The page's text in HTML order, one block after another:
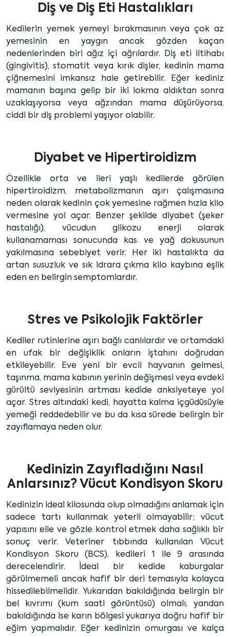
Diş ve Diş Eti Hastalıkları
Kedilerin yemek yemeyi bırakmasının veya çok az
yemesinin en yaygın ancak gözden kaçan
nedenlerinden biri ağız içi ağrılardır. Diş eti iltihabı
(gingivitis), stomatit veya kırık dişler, kedinin mama
çiğnemesini imkansız hale getirebilir. Eğer kediniz
mamanın başına gelip bir iki lokma aldıktan sonra
uzaklaşıyorsa veya ağzından mama düşürüyorsa,
ciddi bir diş problemi yaşıyor olabilir.
Diyabet ve Hipertiroidizm
Özellikle orta ve ileri yaşlı kedilerde görülen
hipertiroidizm, metabolizmanın aşırı çalışmasına
neden olarak kedinin çok yemesine rağmen hızla kilo
vermesine yol açar. Benzer şekilde diyabet (şeker
hastalığı), vücudun glikozu enerji olarak
kullanamaması sonucunda kas ve yağ dokusunun
yakılmasına sebebiyet verir. Her iki hastalıkta da
artan susuzluk ve sık idrara çıkma kilo kaybına eşlik
eden en belirgin semptomlardır.
Stres ve Psikolojik Faktörler
Kediler rutinlerine aşırı bağlı canlılardır ve ortamdaki
en ufak bir değişiklik onların iştahını doğrudan
etkileyebilir. Eve yeni bir evcil hayvanın gelmesi,
taşınma, mama kabının yerinin değişmesi veya evdeki
gürültü seviyesinin artması kedide anksiyeteye yol
açar. Stres altındaki kedi, hayatta kalma içgüdüsüyle
yemeği reddedebilir ve bu da kısa sürede belirgin bir
zayıflamaya neden olur.
Kedinizin Zayıfladığını Nasıl
Anlarsınız? Vücut Kondisyon Skoru
Kedinizin ideal kilosunda olup olmadığını anlamak için
sadece tartı kullanmak yeterli olmayabilir; vücut
yapısını elle ve gözle kontrol etmek daha sağlıklı bir
sonuç verir. Veteriner tıbbında kullanılan Vücut
Kondisyon Skoru (BCS), kedileri 1 ile 9 arasında
derecelendirir. İdeal bir kedide kaburgalar
görülmemeli ancak hafif bir deri temasıyla kolayca
hissedilebilmelidir. Yukarıdan bakıldığında belirgin bir
bel kıvrımı (kum saati görüntüsü) olmalı, yandan
bakıldığında ise karın bölgesi yukarıya doğru hafif bir
eğim yapmalıdır. Eğer kedinizin omurgası ve kalça